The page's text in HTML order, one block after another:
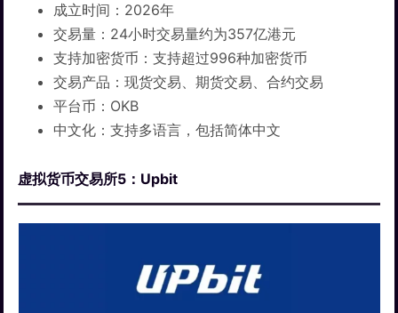
成立时间：2026年
交易量：24小时交易量约为357亿港元
支持加密货币：支持超过996种加密货币
交易产品：现货交易、期货交易、合约交易
平台币：OKB
中文化：支持多语言，包括简体中文
虚拟货币交易所5：Upbit